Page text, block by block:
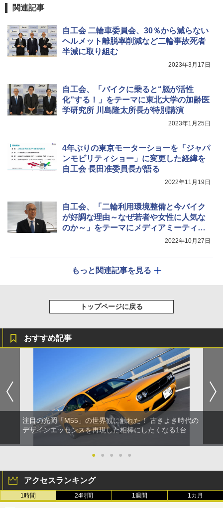
関連記事
自工会 二輪車委員会、30％から減らない
ヘルメット離脱率削減など二輪事故死者
半減に取り組む
2023年3月17日
自工会、「バイクに乗ると“脳が活性
化”する！」をテーマに東北大学の加齢医
学研究所 川島隆太所長が特別講演
2023年1月25日
4年ぶりの東京モーターショーを「ジャパ
ンモビリティショー」に変更した経緯を
自工会 長田准委員長が語る
2022年11月19日
自工会、「二輪利用環境整備と今バイク
が好調な理由～なぜ若者や女性に人気な
のか～」をテーマにメディアミーティン
2022年10月27日
もっと関連記事を見る
トップページに戻る
おすすめ記事
注目の光岡「M55」の世界観に触れた！ 古きよき時代の
デザインエッセンスを再現した相棒にしたくなる1台
● ● ● ● ●
アクセスランキング
1時間 24時間 1週間 1カ月